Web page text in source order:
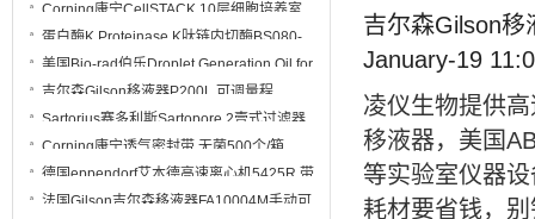
吉尔森Gilson移
January-19
凌仪生物提供
移液器，美国
等实验室仪器
耗材要省钱，
Corning康宁CellSTACK 10层细胞培养室
细胞工厂3271
蛋白酶K Proteinase K肽链内切酶BS080-
100mg 丝氨酸蛋白酶
美国Bio-rad伯乐Droplet Generation Oil for
Probes探针法微滴生成油1863005
吉尔森Gilson移液器P200L 可调量程
FA10005M量程20-200µL
Sartorius赛多利斯Sartopore 2壹式过滤器
5441307H4-OO-B
Corning康宁透气密封带 无菌500个/箱
3345
德国eppendorf艾本德高速离心机5425R 带
冷冻功能
法国Gilson吉尔森移液器FA10004M手动可